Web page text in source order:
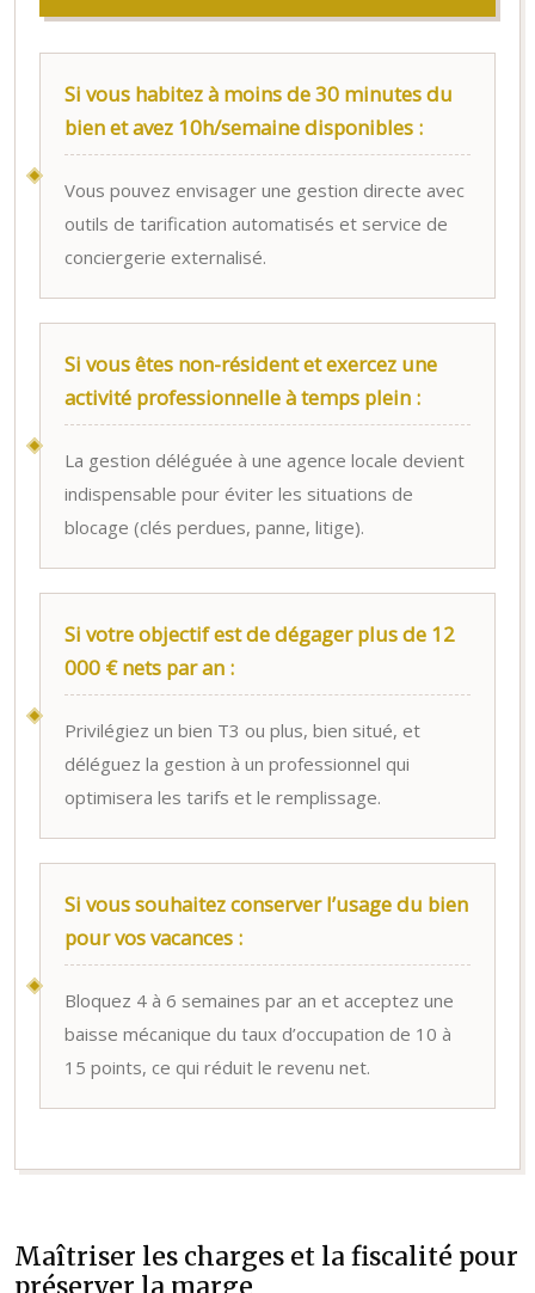
Si vous habitez à moins de 30 minutes du
bien et avez 10h/semaine disponibles :
Vous pouvez envisager une gestion directe avec
outils de tarification automatisés et service de
conciergerie externalisé.
Si vous êtes non-résident et exercez une
activité professionnelle à temps plein :
La gestion déléguée à une agence locale devient
indispensable pour éviter les situations de
blocage (clés perdues, panne, litige).
Si votre objectif est de dégager plus de 12
000 € nets par an :
Privilégiez un bien T3 ou plus, bien situé, et
déléguez la gestion à un professionnel qui
optimisera les tarifs et le remplissage.
Si vous souhaitez conserver l’usage du bien
pour vos vacances :
Bloquez 4 à 6 semaines par an et acceptez une
baisse mécanique du taux d’occupation de 10 à
15 points, ce qui réduit le revenu net.
Maîtriser les charges et la fiscalité pour
préserver la marge